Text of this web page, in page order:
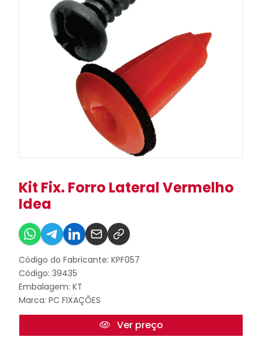
Kit Fix. Forro Lateral Vermelho
Idea
Código do Fabricante: KPF057
Código: 39435
Embalagem: KT
Marca: PC FIXAÇÕES
Ver preço